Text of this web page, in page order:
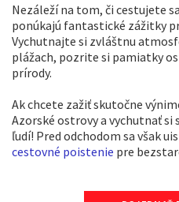
Nezáleží na tom, či cestujete
ponúkajú fantastické zážitky
Vychutnajte si zvláštnu
plážach, pozrite si pamiatky
prírody.
Ak chcete zažiť skutočne
Azorské ostrovy a vychutnať si
ľudí! Pred odchodom sa však
cestovné poistenie pre